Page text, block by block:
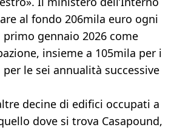
al fondo 206mila euro ogni
gennaio 2026 come
insieme a 105mila per i
le sei annualità successive
decine di edifici occupati a
dove si trova Casapound,